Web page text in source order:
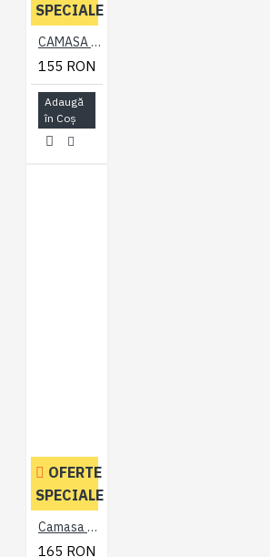
SPECIALE
CAMASA CU MANECA SCURTA DIN BUMBAC SI POLY - LINII GRENA –STRIPE BURGUNDY - 2XL 3XL 4XL 5XL 6XL 7XL
155 RON
Adaugă
în Coş
OFERTE
SPECIALE
Camasa cu Maneca Scurta Retro Negru - RETRO STRECH SHIRT BLACK - 2XL 3XL 4XL 5XL 6XL 7XL
165 RON